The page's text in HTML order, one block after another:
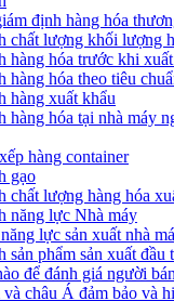
định hàng hóa
chất lượng khối lượng
hàng hóa trước khi
hàng hóa theo tiêu
hàng xuất khẩu
hàng hóa tại nhà máy
hàng container
gạo
chất lượng hàng hóa
năng lực Nhà máy
lực sản xuất nhà
sản phẩm sản xuất đầu
để đánh giá người
châu Á đảm bảo và